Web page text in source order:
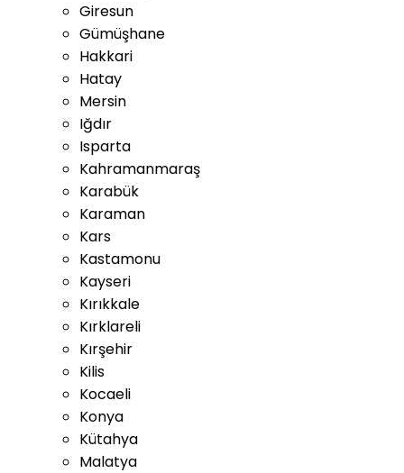
Giresun
Gümüşhane
Hakkari
Hatay
Mersin
Iğdır
Isparta
Kahramanmaraş
Karabük
Karaman
Kars
Kastamonu
Kayseri
Kırıkkale
Kırklareli
Kırşehir
Kilis
Kocaeli
Konya
Kütahya
Malatya